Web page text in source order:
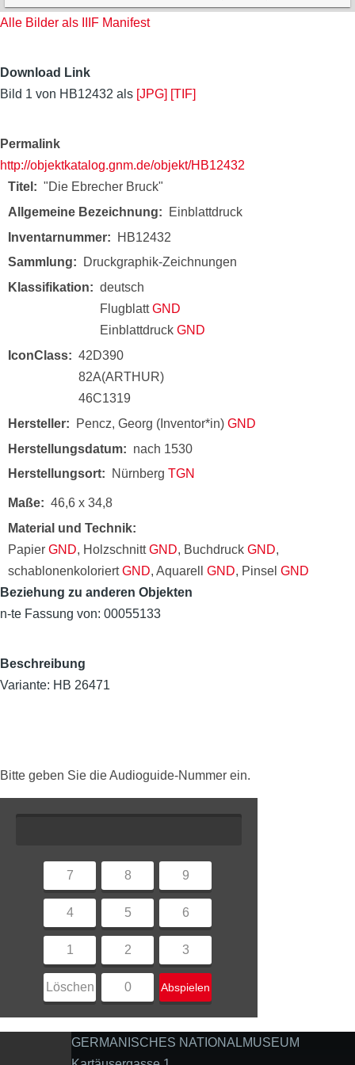
Alle Bilder als IIIF Manifest
Download Link
Bild 1 von HB12432 als [JPG] [TIF]
Permalink
http://objektkatalog.gnm.de/objekt/HB12432
Titel
"Die Ebrecher Bruck"
Allgemeine Bezeichnung
Einblattdruck
Inventarnummer
HB12432
Sammlung
Druckgraphik-Zeichnungen
Klassifikation
deutsch
FlugblattGND
Einblattdruck GND
IconClass
42D390
82A(ARTHUR)
46C1319
Hersteller
Pencz, Georg (Inventor*in) GND
Herstellungsdatum
nach 1530
Herstellungsort
Nürnberg TGN
Maße
46,6 x 34,8
Material und Technik
Papier GND, HolzschnittGND, Buchdruck GND,
schablonenkoloriertGND, Aquarell GND, Pinsel GND
Beziehung zu anderen Objekten
n-te Fassung von: 00055133
Beschreibung
Variante: HB 26471
Bitte geben Sie die Audioguide-Nummer ein.
7 8 9
4 5 6
1 2 3
Löschen 0 Abspielen
GERMANISCHES NATIONALMUSEUM